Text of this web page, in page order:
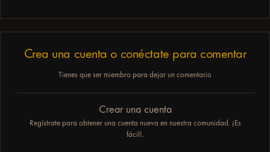
Crea una cuenta o conéctate para comentar
Tienes que ser miembro para dejar un comentario
Crear una cuenta
Regístrate para obtener una cuenta nueva en nuestra comunidad. ¡Es
fácil!.